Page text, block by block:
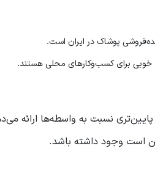
پوشاک در ایران است.
خوبی برای کسب‌وکارهای محلی هستند.
نسبت به واسطه‌ها ارائه
است وجود داشته باشد.